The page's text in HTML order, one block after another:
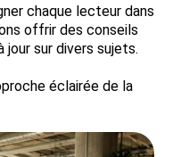
chaque lecteur dans
offrir des conseils
sur divers sujets.
éclairée de la